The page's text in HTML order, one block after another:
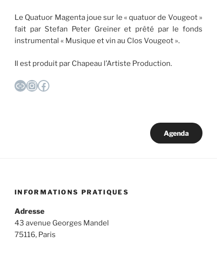
Le Quatuor Magenta joue sur le « quatuor de Vougeot »
fait par Stefan Peter Greiner et prêté par le fonds
instrumental « Musique et vin au Clos Vougeot ».
Il est produit par Chapeau l’Artiste Production.
LienInstagram
Facebook
Agenda
INFORMATIONS PRATIQUES
Adresse
43 avenue Georges Mandel
75116, Paris